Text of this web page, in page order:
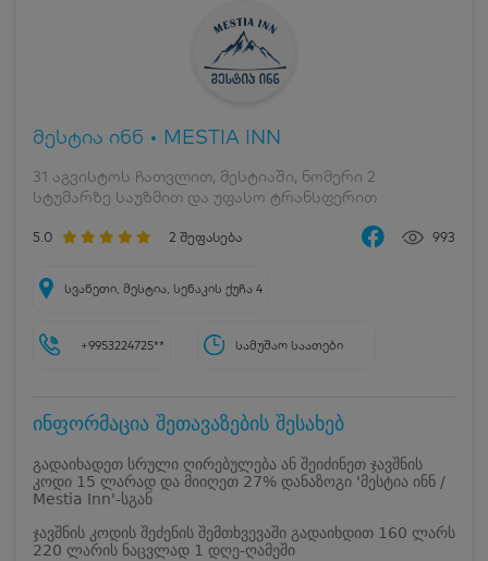
მესტია ინნ • MESTIA INN
31 აგვისტოს ჩათვლით, მესტიაში, ნომერი 2
სტუმარზე საუზმით და უფასო ტრანსფერით
5.0 2 შეფასება 993
სვანეთი, მესტია, სენაკის ქუჩა 4
+9953224725** სამუშაო საათები
ინფორმაცია შეთავაზების შესახებ
გადაიხადეთ სრული ღირებულება ან შეიძინეთ ჯავშნის
კოდი 15 ლარად და მიიღეთ 27% დანაზოგი 'მესტია ინნ /
Mestia Inn'-სგან
ჯავშნის კოდის შეძენის შემთხვევაში გადაიხდით 160 ლარს
220 ლარის ნაცვლად 1 დღე-ღამეში